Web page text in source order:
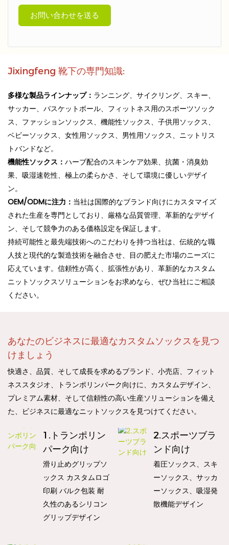
お問い合わせを送る
Jixingfeng 靴下の専門知識:
多様な製品ラインナップ： ランニング、サイクリング、スキー、
サッカー、バスケットボール、フィットネス用のスポーツソック
ス、ファッションソックス、機能性ソックス、子供用ソックス、
ベビーソックス、女性用ソックス、男性用ソックス、ニットリス
トバンドなど。
機能性ソックス： ハーブ配合のスキンケア効果、抗菌・消臭効
果、吸湿速乾性、極上の柔らかさ、そして環境に優しいデザイ
ン。
OEM/ODMに注力： 当社は国際的なブランド向けにカスタマイズ
された生産を専門としており、厳格な品質管理、革新的なデザイ
ン、そして競争力のある価格設定を保証します。
持続可能性と最先端技術へのこだわりを持つ当社は、伝統的な職
人技と現代的な製造技術を融合させ、目の肥えた市場のニーズに
応えています。信頼性が高く、拡張性があり、革新的なカスタム
ニットソックスソリューションをお求めなら、ぜひ当社にご相談
ください。
あなたのビジネスに最適なカスタムソックスを見つ
けましょう
快適さ、品質、そして成長を求めるブランド、小売店、フィット
ネススタジオ、トランポリンパーク向けに、カスタムデザイン、
プレミアム素材、そして信頼性の高い生産ソリューションを備え
た、ビジネスに最適なニットソックスを見つけてください。
1.トランポリン
パーク向け
滑り止めグリップソ
ックス カスタムロゴ
印刷 バルク包装 耐
久性のあるシリコン
グリップデザイン
2.スポーツブラ
ンド向け
着圧ソックス、スキ
ーソックス、サッカ
ーソックス、吸湿発
散機能デザイン